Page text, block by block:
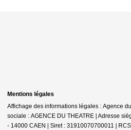
Mentions légales
Affichage des informations légales : Agence
sociale : AGENCE DU THEATRE | Adresse
- 14000 CAEN | Siret : 31910070700011 |